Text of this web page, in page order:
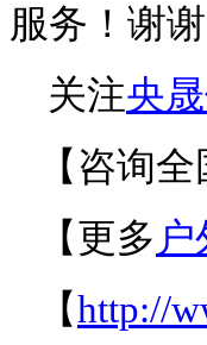
服务！谢谢
关注央
【咨询全
【更多
【http://